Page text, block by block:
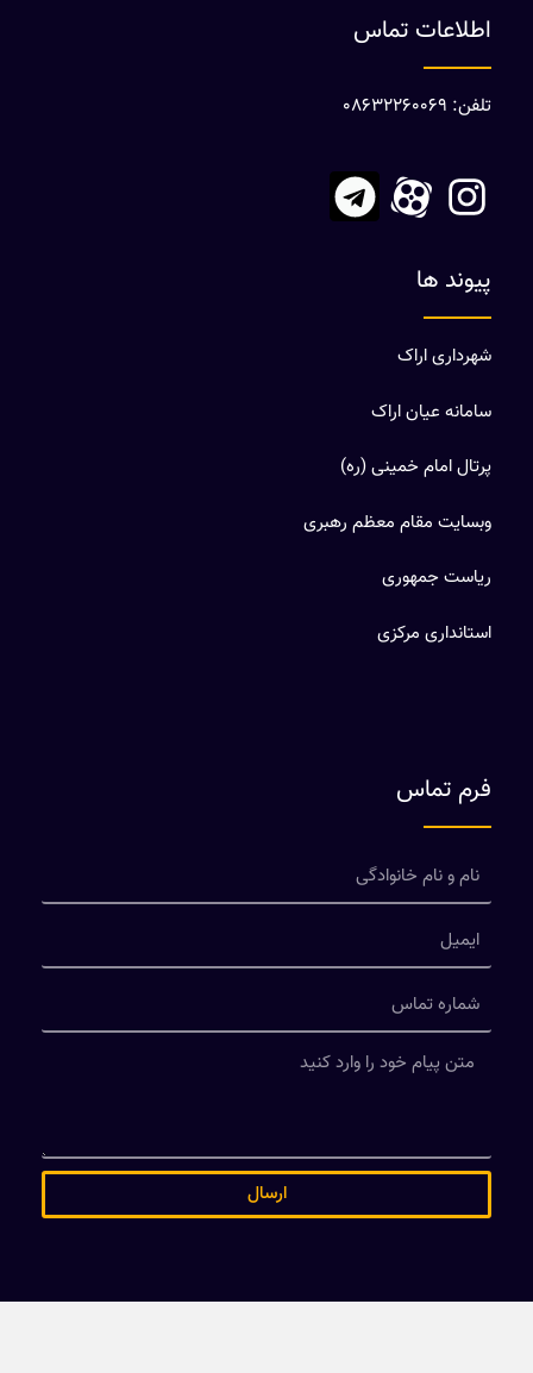
اطلاعات تماس
تلفن: 08632260069
پیوند ها
شهرداری اراک
سامانه عیان اراک
پرتال امام خمینی (ره)
وبسایت مقام معظم رهبری
ریاست جمهوری
استانداری مرکزی
فرم تماس
ارسال